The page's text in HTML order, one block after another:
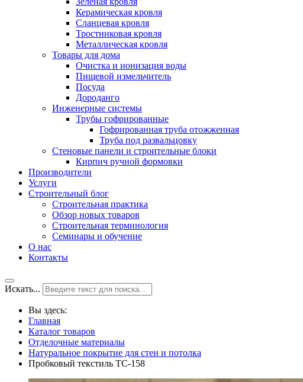
Керамическая кровля
Сланцевая кровля
Тростниковая кровля
Металлическая кровля
Товары для дома
Очистка и ионизация воды
Пищевой измельчитель
Посуда
Дороданго
Инженерные системы
Трубы гофрированные
Гофрированная труба отожженная
Труба под развальцовку
Стеновые панели и строительные блоки
Кирпич ручной формовки
Производители
Услуги
Строительный блог
Строительная практика
Обзор новых товаров
Строительная терминология
Семинары и обучение
О нас
Контакты
Искать...
Вы здесь:
Главная
Каталог товаров
Отделочные материалы
Натуральное покрытие для стен и потолка
Пробковый текстиль ТС-158